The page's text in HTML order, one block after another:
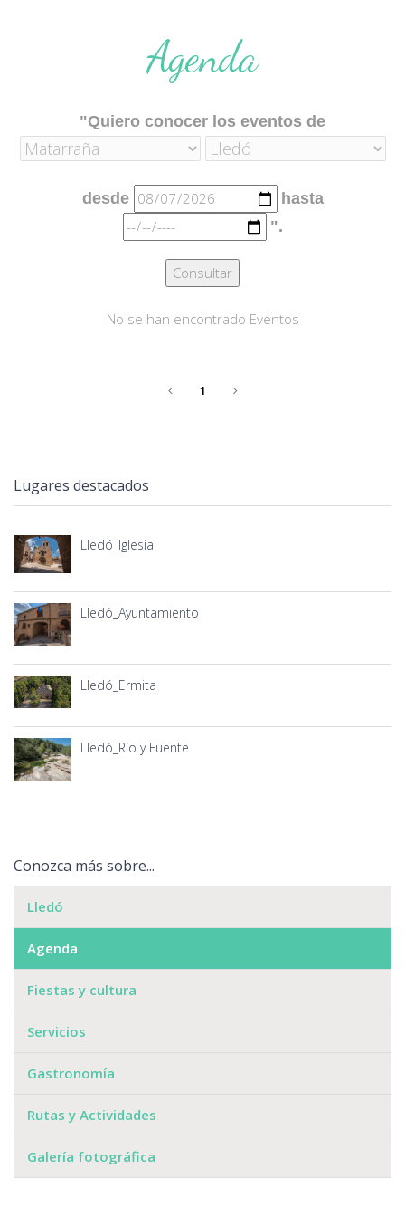
Agenda
"Quiero conocer los eventos de
desde
hasta
".
Consultar
No se han encontrado Eventos
1
Lugares destacados
Lledó_Iglesia
Lledó_Ayuntamiento
Lledó_Ermita
Lledó_Río y Fuente
Conozca más sobre...
Lledó
Agenda
Fiestas y cultura
Servicios
Gastronomía
Rutas y Actividades
Galería fotográfica